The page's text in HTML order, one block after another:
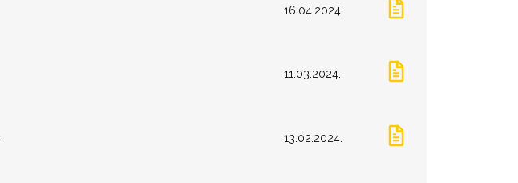
16.04.2024.
11.03.2024.
13.02.2024.